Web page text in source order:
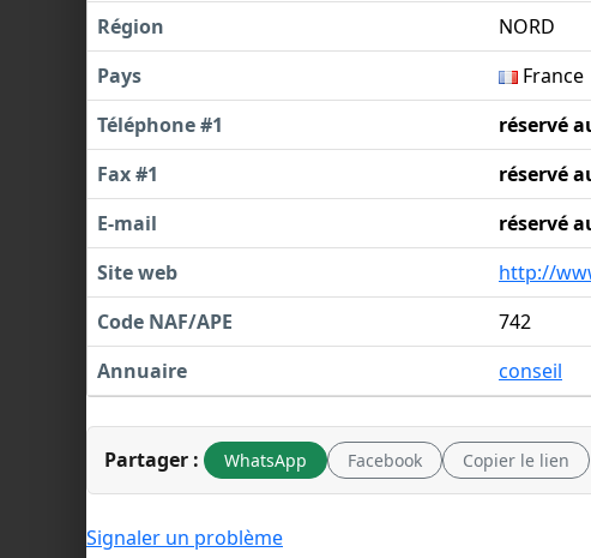
Région
NORD
Pays
France
Téléphone #1
réservé
Fax #1
réservé
E-mail
réservé
Site web
http://
Code NAF/APE
742
Annuaire
conseil
Partager : WhatsApp Facebook Copier le lien
Signaler un problème